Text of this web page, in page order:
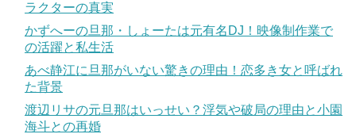
ラクターの真実
かずへーの旦那・しょーたは元有名DJ！映像制作業で
の活躍と私生活
あべ静江に旦那がいない驚きの理由！恋多き女と呼ばれ
た背景
渡辺リサの元旦那はいっせい？浮気や破局の理由と小園
海斗との再婚